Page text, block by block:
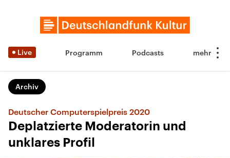
Live Programm Podcasts
Archiv
Deutscher Computerspielpreis 2020
Deplatzierte Moderatorin und
unklares Profil